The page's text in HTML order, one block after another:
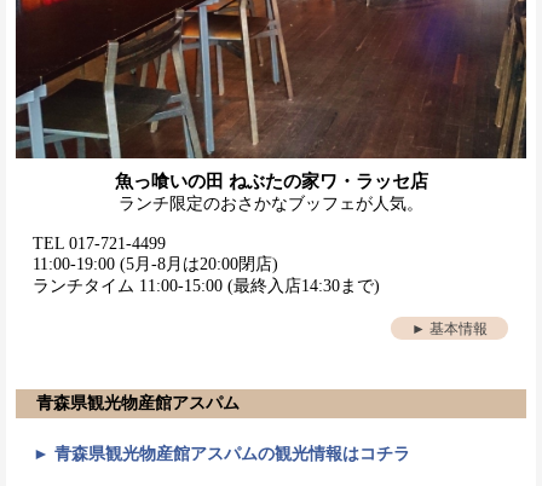
魚っ喰いの田 ねぶたの家ワ・ラッセ店
ランチ限定のおさかなブッフェが人気。
TEL 017-721-4499
11:00-19:00 (5月-8月は20:00閉店)
ランチタイム 11:00-15:00 (最終入店14:30まで)
► 基本情報
青森県観光物産館アスパム
► 青森県観光物産館アスパムの観光情報はコチラ